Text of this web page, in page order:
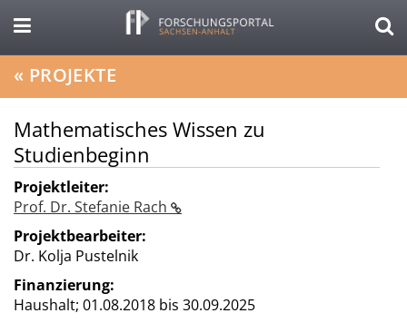
« PROJEKTE
Mathematisches Wissen zu
Studienbeginn
Projektleiter:
Prof. Dr. Stefanie Rach
Projektbearbeiter:
Dr. Kolja Pustelnik
Finanzierung:
Haushalt; 01.08.2018 bis 30.09.2025